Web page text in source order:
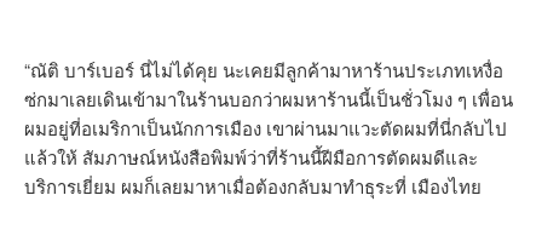
“ณัติ บาร์เบอร์ นี่ไม่ได้คุย นะเคยมีลูกค้ามาหาร้านประเภทเหงื่อ
ซ่กมาเลยเดินเข้ามาในร้านบอกว่าผมหาร้านนี้เป็นชั่วโมง ๆ เพื่อน
ผมอยู่ที่อเมริกาเป็นนักการเมือง เขาผ่านมาแวะตัดผมที่นี่กลับไป
แล้วให้ สัมภาษณ์หนังสือพิมพ์ว่าที่ร้านนี้ฝีมือการตัดผมดีและ
บริการเยี่ยม ผมก็เลยมาหาเมื่อต้องกลับมาทำธุระที่ เมืองไทย